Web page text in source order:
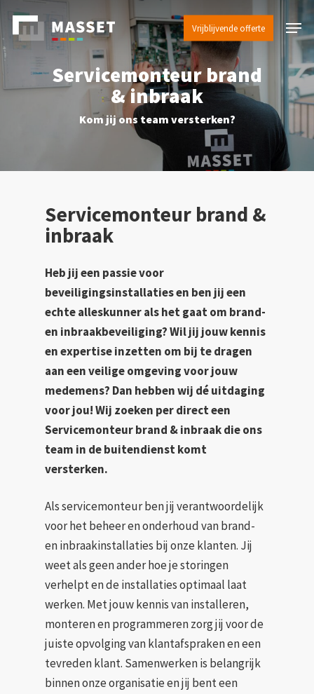
Skip
main
Vrijblijvende offerte Menu
Servicemonteur brand
& inbraak
Kom jij ons team versterken?
Servicemonteur brand &
inbraak
Heb jij een passie voor
beveiligingsinstallaties en ben jij een
echte alleskunner als het gaat om brand-
en inbraakbeveiliging? Wil jij jouw kennis
en expertise inzetten om bij te dragen
aan een veilige omgeving voor jouw
medemens? Dan hebben wij dé uitdaging
voor jou! Wij zoeken per direct een
Servicemonteur brand & inbraak die ons
team in de buitendienst komt
versterken.
Als servicemonteur ben jij verantwoordelijk
voor het beheer en onderhoud van brand-
en inbraakinstallaties bij onze klanten. Jij
weet als geen ander hoe je storingen
verhelpt en de installaties optimaal laat
werken. Met jouw kennis van installeren,
monteren en programmeren zorg jij voor de
juiste opvolging van klantafspraken en een
tevreden klant. Samenwerken is belangrijk
binnen onze organisatie en jij bent een